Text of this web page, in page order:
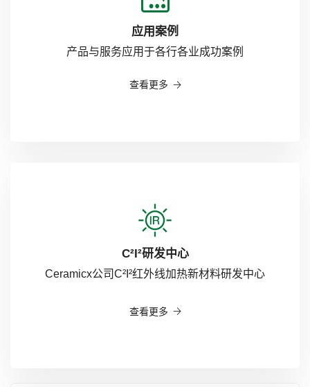
应用案例
产品与服务应用于各行各业成功案例
查看更多
C²I²研发中心
Ceramicx公司C²I²红外线加热新材料研发中心
查看更多